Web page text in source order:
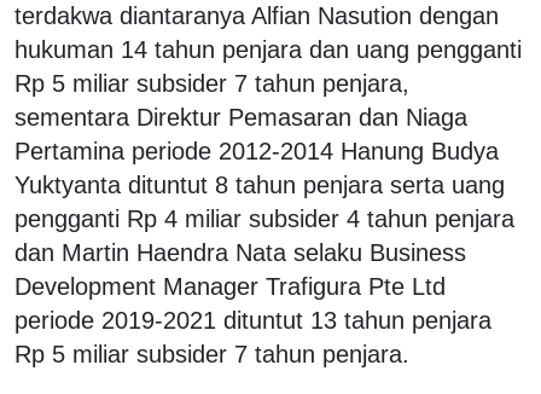
terdakwa diantaranya Alfian Nasution dengan
hukuman 14 tahun penjara dan uang pengganti
Rp 5 miliar subsider 7 tahun penjara,
sementara Direktur Pemasaran dan Niaga
Pertamina periode 2012-2014 Hanung Budya
Yuktyanta dituntut 8 tahun penjara serta uang
pengganti Rp 4 miliar subsider 4 tahun penjara
dan Martin Haendra Nata selaku Business
Development Manager Trafigura Pte Ltd
periode 2019-2021 dituntut 13 tahun penjara
Rp 5 miliar subsider 7 tahun penjara.